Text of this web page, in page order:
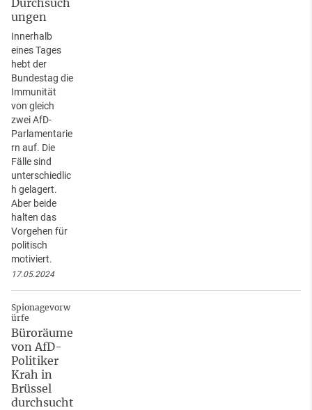
ungen
Innerhalb
eines Tages
hebt der
Bundestag die
Immunität
von gleich
zwei AfD-
Parlamentarie
rn auf. Die
Fälle sind
unterschiedlic
h gelagert.
Aber beide
halten das
Vorgehen für
politisch
motiviert.
17.05.2024
Spionagevorw
ürfe
Büroräume
von AfD-
Politiker
Krah in
Brüssel
durchsucht